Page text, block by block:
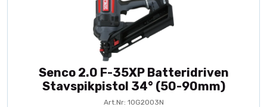
Senco 2.0 F-35XP Batteridriven
Stavspikpistol 34° (50-90mm)
Art.Nr: 10G2003N